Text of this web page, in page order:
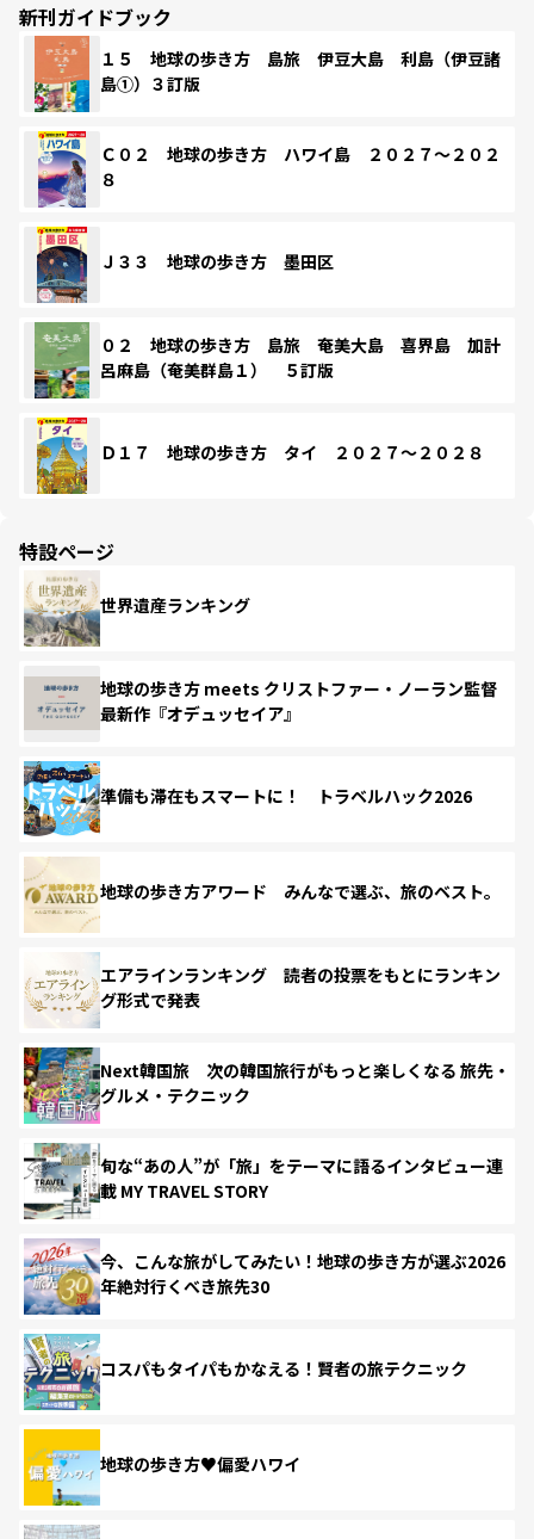
新刊ガイドブック
１５ 地球の歩き方 島旅 伊豆大島 利島（伊豆諸
島①）３訂版
Ｃ０２ 地球の歩き方 ハワイ島 ２０２７～２０２
８
Ｊ３３ 地球の歩き方 墨田区
０２ 地球の歩き方 島旅 奄美大島 喜界島 加計
呂麻島（奄美群島１） ５訂版
Ｄ１７ 地球の歩き方 タイ ２０２７～２０２８
特設ページ
世界遺産ランキング
地球の歩き方 meets クリストファー・ノーラン監督
最新作『オデュッセイア』
準備も滞在もスマートに！ トラベルハック2026
地球の歩き方アワード みんなで選ぶ、旅のベスト。
エアラインランキング 読者の投票をもとにランキン
グ形式で発表
Next韓国旅 次の韓国旅行がもっと楽しくなる 旅先・
グルメ・テクニック
旬な“あの人”が「旅」をテーマに語るインタビュー連
載 MY TRAVEL STORY
今、こんな旅がしてみたい！地球の歩き方が選ぶ2026
年絶対行くべき旅先30
コスパもタイパもかなえる！賢者の旅テクニック
地球の歩き方♥偏愛ハワイ